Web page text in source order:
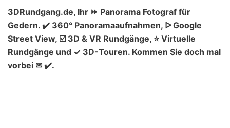
3DRundgang.de, Ihr ⏩ Panorama Fotograf für
Gedern. ✔️ 360° Panoramaaufnahmen, ᐅ Google
Street View, ☑️ 3D & VR Rundgänge, ⭐ Virtuelle
Rundgänge und ✓ 3D-Touren. Kommen Sie doch mal
vorbei ✉ ✔️.